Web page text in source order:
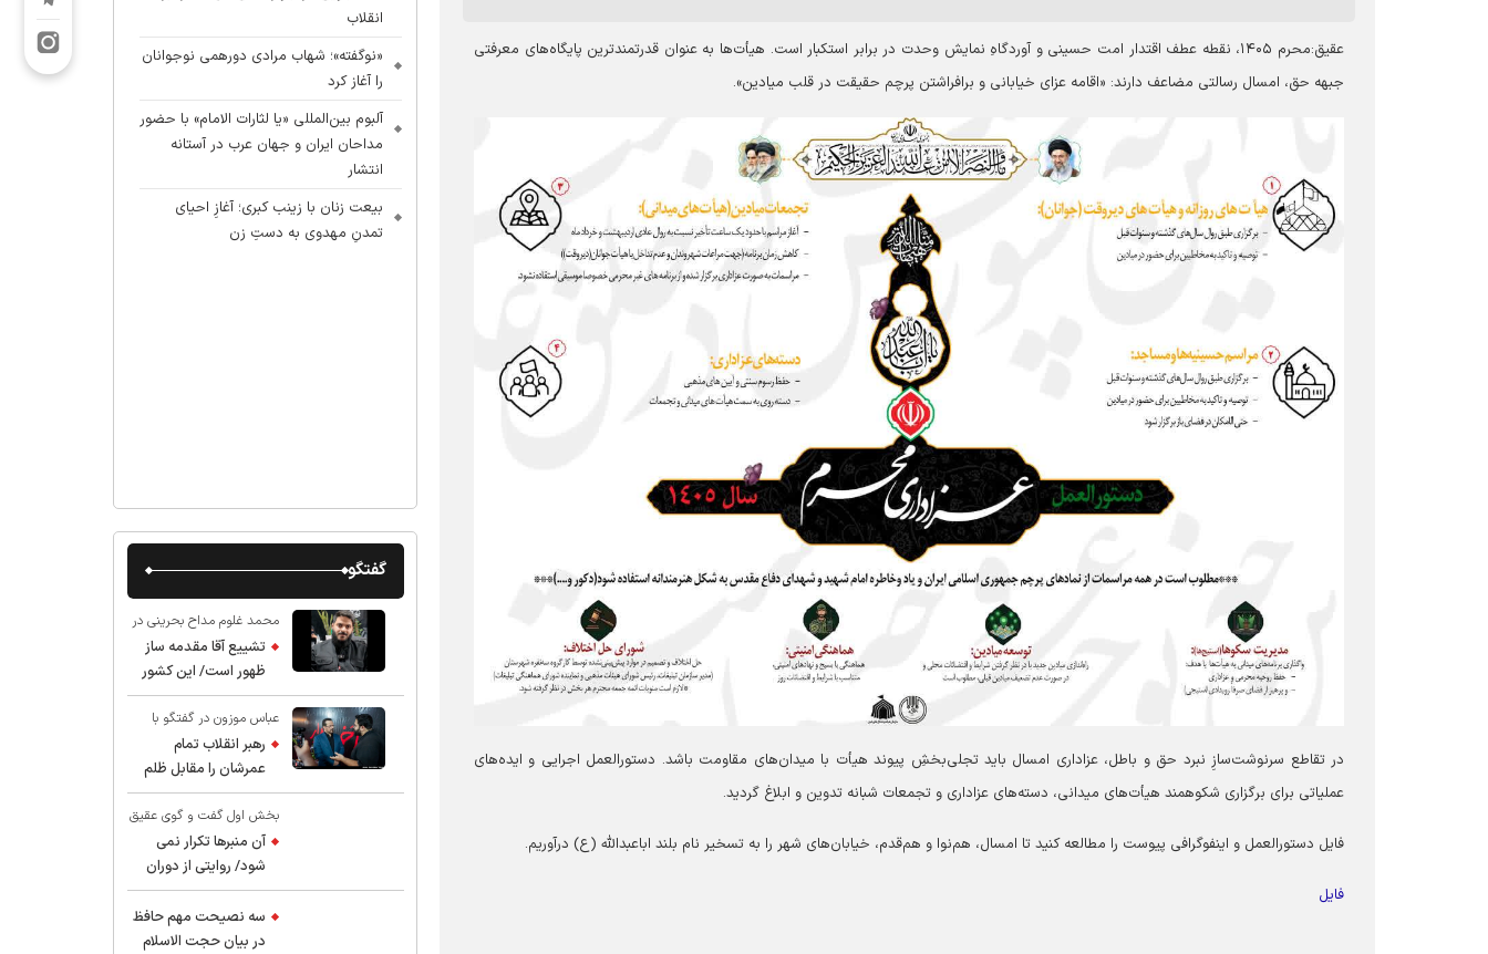
عقیق:محرم ۱۴۰۵، نقطه عطف اقتدار امت حسینی و آوردگاهِ نمایش وحدت در برابر استکبار است. هیأت‌ها به عنوان قدرتمندترین پایگاه‌های معرفتی
جبهه حق، امسال رسالتی مضاعف دارند: «اقامه عزای خیابانی و برافراشتن پرچم حقیقت در قلب میادین».
در تقاطع سرنوشت‌سازِ نبرد حق و باطل، عزاداری امسال باید تجلی‌بخشِ پیوند هیأت با میدان‌های مقاومت باشد. دستورالعمل اجرایی و ایده‌های
عملیاتی برای برگزاری شکوهمند هیأت‌های میدانی، دسته‌های عزاداری و تجمعات شبانه تدوین و ابلاغ گردید.
فایل دستورالعمل و اینفوگرافی پیوست را مطالعه کنید تا امسال، هم‌نوا و هم‌قدم، خیابان‌های شهر را به تسخیر نام بلند اباعبدالله (ع) درآوریم.
فایل
انقلاب
«نوگفته»؛ شهاب مرادی دورهمی نوجوانان
را آغاز کرد
آلبوم بین‌المللی «یا لثارات الامام» با حضور
مداحان ایران و جهان عرب در آستانه
انتشار
بیعت زنان با زینب کبری؛ آغازِ احیای
تمدنِ مهدوی به دستِ زن
گفتگو
محمد غلوم مداح بحرینی در
گفت و گو با عقیق:
تشییع آقا مقدمه ساز
ظهور است/ این کشور
صاحب دارد
عباس موزون در گفتگو با
عقیق:رهبر انقلاب تمام
عمرشان را مقابل ظلم
ایستادند پس نباید از
شهادت ایشان شگفت
زده شد
بخش اول گفت و گوی عقیق
با استاد حسین انصاریان:
آن منبرها تکرار نمی
شود/ روایتی از دوران
کودکی و نوجوانی این
واعظ بزرگ و نویسنده و
پژوهشگر جهان اسلام
سه نصیحت مهم حافظ
در بیان حجت الاسلام